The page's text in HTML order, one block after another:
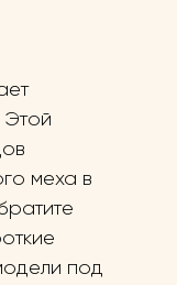
меха в
под